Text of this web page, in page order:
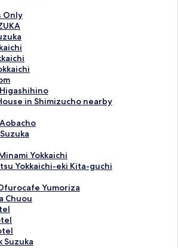
Only
in Shimizucho nearby
Yokkaichi
Yokkaichi-eki Kita-guchi
Yumoriza
Chuou
Suzuka